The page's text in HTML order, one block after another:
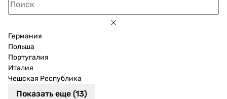
Германия
Польша
Португалия
Италия
Чешская Республика
Показать еще (13)